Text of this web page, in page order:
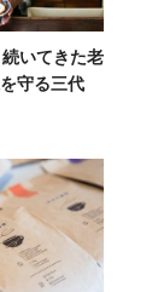
いてきた老
守る三代